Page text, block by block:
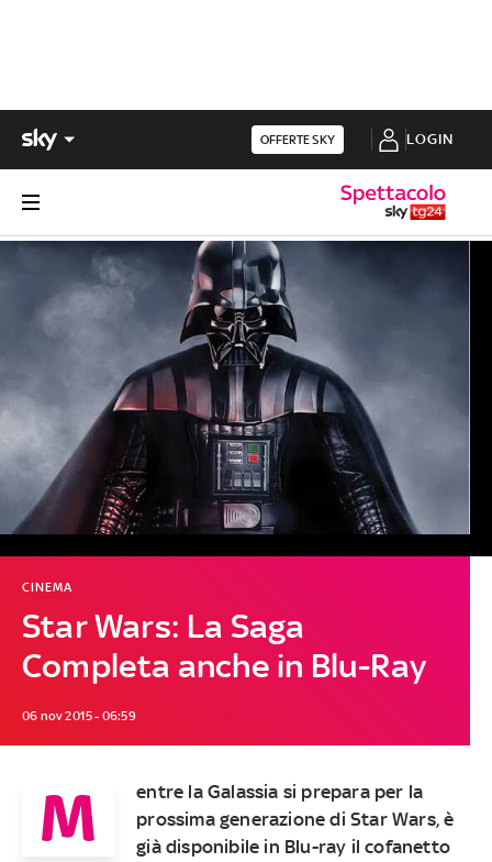
OFFERTE SKY LOGIN
Star Wars: La Saga
Completa anche in Blu-Ray
CINEMA
06 nov 2015 - 06:59
M
entre la Galassia si prepara per la
prossima generazione di Star Wars, è
già disponibile in Blu-ray il cofanetto